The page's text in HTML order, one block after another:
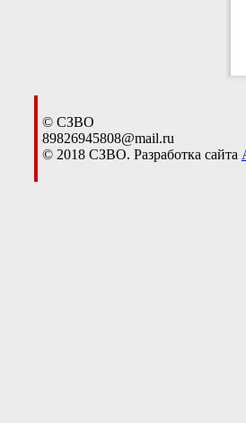
© СЗВО
89826945808@mail.ru
© 2018 СЗВО. Разработка сайта